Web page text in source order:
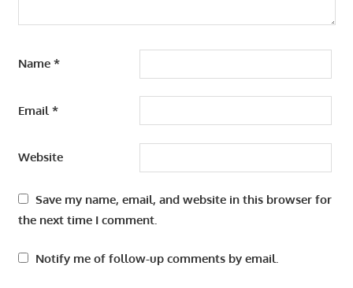
Name *
Email *
Website
Save my name, email, and website in this browser for
the next time I comment.
Notify me of follow-up comments by email.